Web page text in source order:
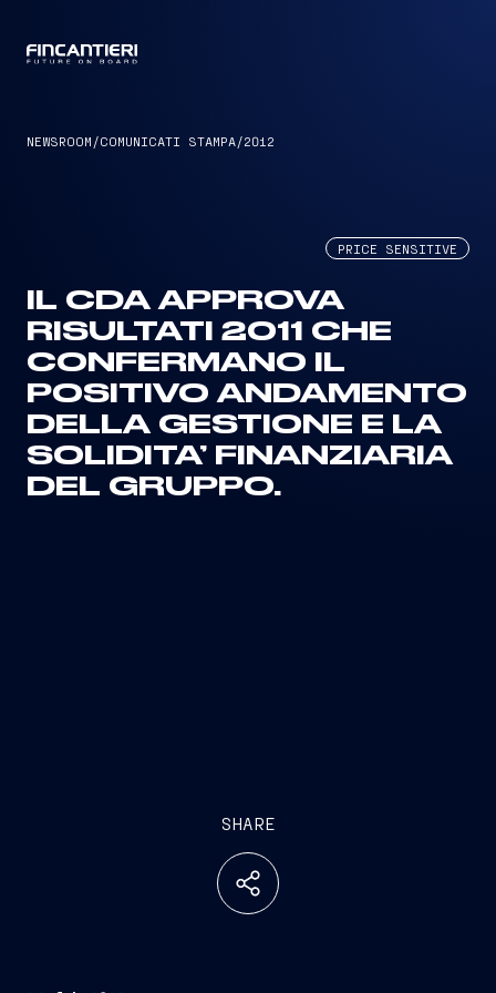
NEWSROOM /COMUNICATI STAMPA/2012
PRICE SENSITIVE
IL CDA APPROVA
RISULTATI 2011 CHE
CONFERMANO IL
POSITIVO ANDAMENTO
DELLA GESTIONE E LA
SOLIDITA’ FINANZIARIA
DEL GRUPPO.
SHARE